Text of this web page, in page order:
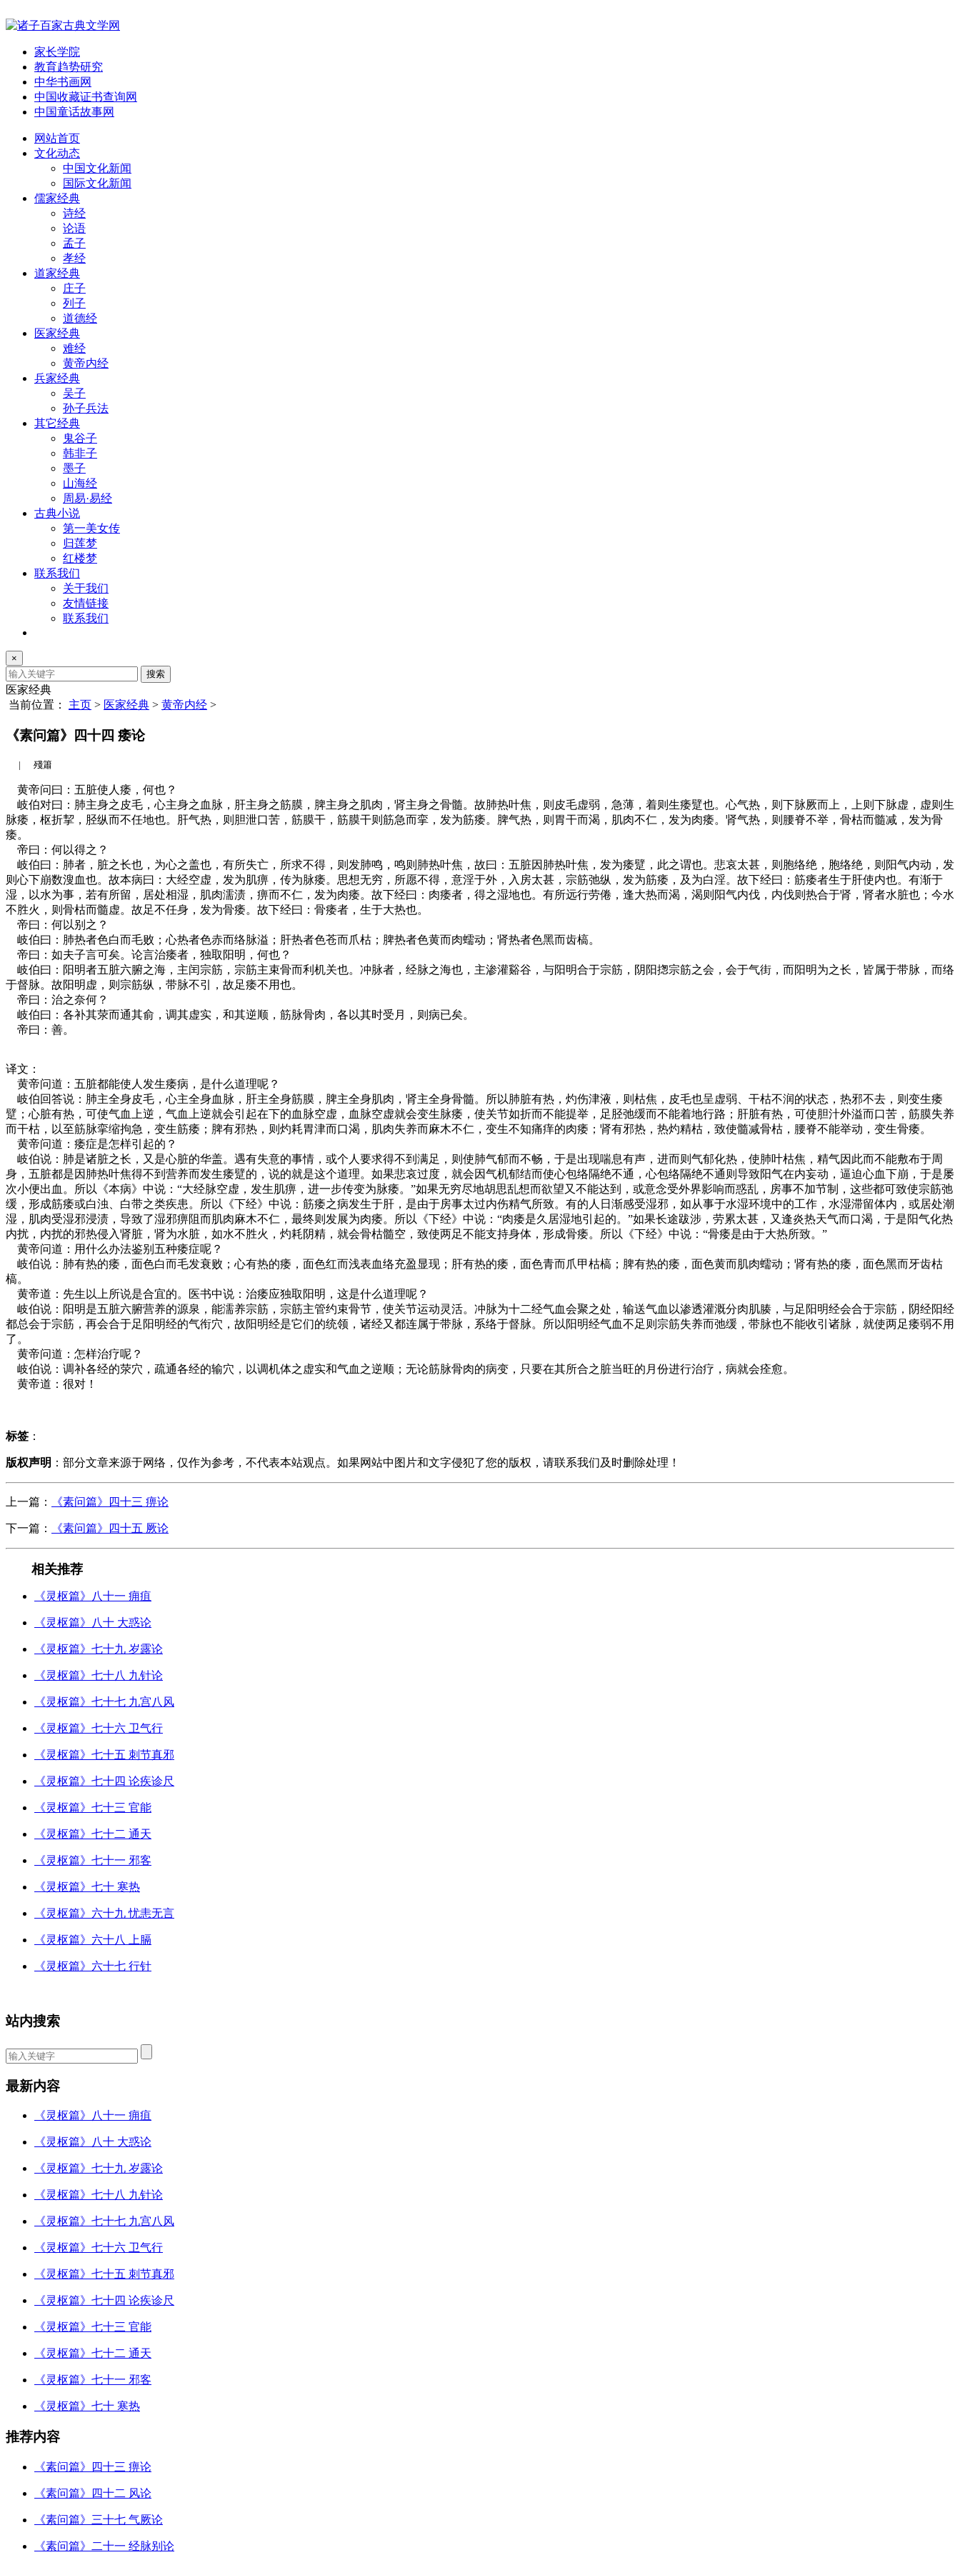
家长学院
教育趋势研究
中华书画网
中国收藏证书查询网
中国童话故事网
网站首页
文化动态
中国文化新闻
国际文化新闻
儒家经典
诗经
论语
孟子
孝经
道家经典
庄子
列子
道德经
医家经典
难经
黄帝内经
兵家经典
吴子
孙子兵法
其它经典
鬼谷子
韩非子
墨子
山海经
周易·易经
古典小说
第一美女传
归莲梦
红楼梦
联系我们
关于我们
友情链接
联系我们
×
搜索
医家经典
当前位置： 主页 > 医家经典 > 黄帝内经 >
《素问篇》四十四 痿论
| 殘簫
黄帝问曰：五脏使人痿，何也？
岐伯对曰：肺主身之皮毛，心主身之血脉，肝主身之筋膜，脾主身之肌肉，肾主身之骨髓。故肺热叶焦，则皮毛虚弱，急薄，着则生痿躄也。心气热，则下脉厥而上，上则下脉虚，虚则生
脉痿，枢折挈，胫纵而不任地也。肝气热，则胆泄口苦，筋膜干，筋膜干则筋急而挛，发为筋痿。脾气热，则胃干而渴，肌肉不仁，发为肉痿。肾气热，则腰脊不举，骨枯而髓减，发为骨
痿。
帝曰：何以得之？
岐伯曰：肺者，脏之长也，为心之盖也，有所失亡，所求不得，则发肺鸣，鸣则肺热叶焦，故曰：五脏因肺热叶焦，发为痿躄，此之谓也。悲哀太甚，则胞络绝，胞络绝，则阳气内动，发
则心下崩数溲血也。故本病曰：大经空虚，发为肌痹，传为脉痿。思想无穷，所愿不得，意淫于外，入房太甚，宗筋弛纵，发为筋痿，及为白淫。故下经曰：筋痿者生于肝使内也。有渐于
湿，以水为事，若有所留，居处相湿，肌肉濡渍，痹而不仁，发为肉痿。故下经曰：肉痿者，得之湿地也。有所远行劳倦，逢大热而渴，渴则阳气内伐，内伐则热合于肾，肾者水脏也；今水
不胜火，则骨枯而髓虚。故足不任身，发为骨痿。故下经曰：骨痿者，生于大热也。
帝曰：何以别之？
岐伯曰：肺热者色白而毛败；心热者色赤而络脉溢；肝热者色苍而爪枯；脾热者色黄而肉蠕动；肾热者色黑而齿槁。
帝曰：如夫子言可矣。论言治痿者，独取阳明，何也？
岐伯曰：阳明者五脏六腑之海，主闰宗筋，宗筋主束骨而利机关也。冲脉者，经脉之海也，主渗灌谿谷，与阳明合于宗筋，阴阳揔宗筋之会，会于气街，而阳明为之长，皆属于带脉，而络
于督脉。故阳明虚，则宗筋纵，带脉不引，故足痿不用也。
帝曰：治之奈何？
岐伯曰：各补其荥而通其俞，调其虚实，和其逆顺，筋脉骨肉，各以其时受月，则病已矣。
帝曰：善。
译文：
黄帝问道：五脏都能使人发生痿病，是什么道理呢？
岐伯回答说：肺主全身皮毛，心主全身血脉，肝主全身筋膜，脾主全身肌肉，肾主全身骨髓。所以肺脏有热，灼伤津液，则枯焦，皮毛也呈虚弱、干枯不润的状态，热邪不去，则变生痿
躄；心脏有热，可使气血上逆，气血上逆就会引起在下的血脉空虚，血脉空虚就会变生脉痿，使关节如折而不能提举，足胫弛缓而不能着地行路；肝脏有热，可使胆汁外溢而口苦，筋膜失养
而干枯，以至筋脉挛缩拘急，变生筋痿；脾有邪热，则灼耗胃津而口渴，肌肉失养而麻木不仁，变生不知痛痒的肉痿；肾有邪热，热灼精枯，致使髓减骨枯，腰脊不能举动，变生骨痿。
黄帝问道：痿症是怎样引起的？
岐伯说：肺是诸脏之长，又是心脏的华盖。遇有失意的事情，或个人要求得不到满足，则使肺气郁而不畅，于是出现喘息有声，进而则气郁化热，使肺叶枯焦，精气因此而不能敷布于周
身，五脏都是因肺热叶焦得不到营养而发生痿躄的，说的就是这个道理。如果悲哀过度，就会因气机郁结而使心包络隔绝不通，心包络隔绝不通则导致阳气在内妄动，逼迫心血下崩，于是屡
次小便出血。所以《本病》中说：“大经脉空虚，发生肌痹，进一步传变为脉痿。”如果无穷尽地胡思乱想而欲望又不能达到，或意念受外界影响而惑乱，房事不加节制，这些都可致使宗筋弛
缓，形成筋痿或白浊、白带之类疾患。所以《下经》中说：筋痿之病发生于肝，是由于房事太过内伤精气所致。有的人日渐感受湿邪，如从事于水湿环境中的工作，水湿滞留体内，或居处潮
湿，肌肉受湿邪浸渍，导致了湿邪痹阻而肌肉麻木不仁，最终则发展为肉痿。所以《下经》中说：“肉痿是久居湿地引起的。”如果长途跋涉，劳累太甚，又逢炎热天气而口渴，于是阳气化热
内扰，内扰的邪热侵入肾脏，肾为水脏，如水不胜火，灼耗阴精，就会骨枯髓空，致使两足不能支持身体，形成骨痿。所以《下经》中说：“骨痿是由于大热所致。”
黄帝问道：用什么办法鉴别五种痿症呢？
岐伯说：肺有热的痿，面色白而毛发衰败；心有热的痿，面色红而浅表血络充盈显现；肝有热的痿，面色青而爪甲枯槁；脾有热的痿，面色黄而肌肉蠕动；肾有热的痿，面色黑而牙齿枯
槁。
黄帝道：先生以上所说是合宜的。医书中说：治痿应独取阳明，这是什么道理呢？
岐伯说：阳明是五脏六腑营养的源泉，能濡养宗筋，宗筋主管约束骨节，使关节运动灵活。冲脉为十二经气血会聚之处，输送气血以渗透灌溉分肉肌腠，与足阳明经会合于宗筋，阴经阳经
都总会于宗筋，再会合于足阳明经的气衔穴，故阳明经是它们的统领，诸经又都连属于带脉，系络于督脉。所以阳明经气血不足则宗筋失养而弛缓，带脉也不能收引诸脉，就使两足痿弱不用
了。
黄帝问道：怎样治疗呢？
岐伯说：调补各经的荥穴，疏通各经的输穴，以调机体之虚实和气血之逆顺；无论筋脉骨肉的病变，只要在其所合之脏当旺的月份进行治疗，病就会痊愈。
黄帝道：很对！
标签 ：
版权声明 ：部分文章来源于网络，仅作为参考，不代表本站观点。如果网站中图片和文字侵犯了您的版权，请联系我们及时删除处理！
上一篇： 《素问篇》四十三 痹论
下一篇： 《素问篇》四十五 厥论
相关推荐
《灵枢篇》八十一 痈疽
《灵枢篇》八十 大惑论
《灵枢篇》七十九 岁露论
《灵枢篇》七十八 九针论
《灵枢篇》七十七 九宫八风
《灵枢篇》七十六 卫气行
《灵枢篇》七十五 刺节真邪
《灵枢篇》七十四 论疾诊尺
《灵枢篇》七十三 官能
《灵枢篇》七十二 通天
《灵枢篇》七十一 邪客
《灵枢篇》七十 寒热
《灵枢篇》六十九 忧恚无言
《灵枢篇》六十八 上膈
《灵枢篇》六十七 行针
站内搜索
最新内容
《灵枢篇》八十一 痈疽
《灵枢篇》八十 大惑论
《灵枢篇》七十九 岁露论
《灵枢篇》七十八 九针论
《灵枢篇》七十七 九宫八风
《灵枢篇》七十六 卫气行
《灵枢篇》七十五 刺节真邪
《灵枢篇》七十四 论疾诊尺
《灵枢篇》七十三 官能
《灵枢篇》七十二 通天
《灵枢篇》七十一 邪客
《灵枢篇》七十 寒热
推荐内容
《素问篇》四十三 痹论
《素问篇》四十二 风论
《素问篇》三十七 气厥论
《素问篇》二十一 经脉别论